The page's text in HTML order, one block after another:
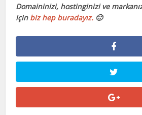
Domaininizi, hostinginizi ve
için biz hep buradayız. 🙂